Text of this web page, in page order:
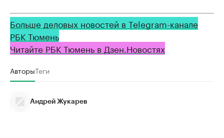
Больше деловых новостей в Telegram-канале
РБК Тюмень
Читайте РБК Тюмень в Дзен.Новостях
АвторыТеги
Андрей Жукарев